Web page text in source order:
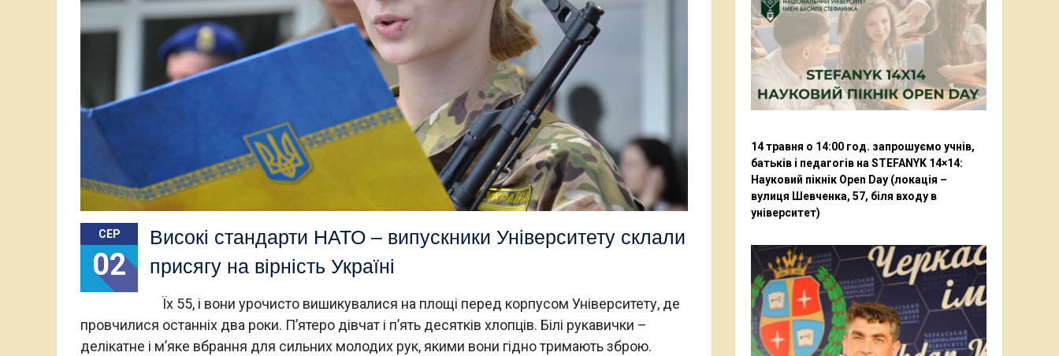
СЕР
02
Високі стандарти НАТО – випускники Університету склали
присягу на вірність Україні
Їх 55, і вони урочисто вишикувалися на площі перед корпусом Університету, де
провчилися останніх два роки. П’ятеро дівчат і п’ять десятків хлопців. Білі рукавички –
делікатне і м’яке вбрання для сильних молодих рук, якими вони гідно тримають зброю.
14 травня о 14:00 год. запрошуємо учнів,
батьків і педагогів на STEFANYK 14×14:
Науковий пікнік Open Day (локація –
вулиця Шевченка, 57, біля входу в
університет)